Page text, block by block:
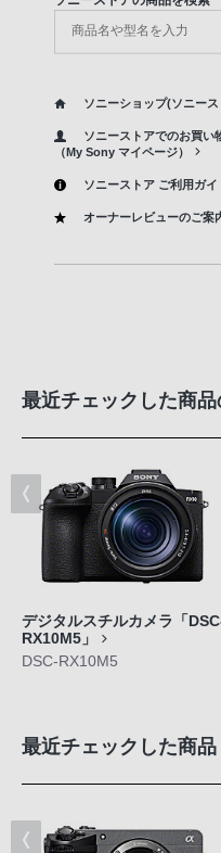
ソニーショップ(ソニー
ソニーストアでのお買い
（My Sony マイページ）
ソニーストア ご利用ガイ
オーナーレビューのご案
最近チェックした商
デジタルスチルカメラ「
RX10M5」
DSC-RX10M5
最近チェックした商品